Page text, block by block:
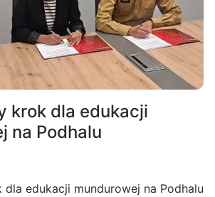
krok dla edukacji
na Podhalu
dla edukacji mundurowej na Podhalu